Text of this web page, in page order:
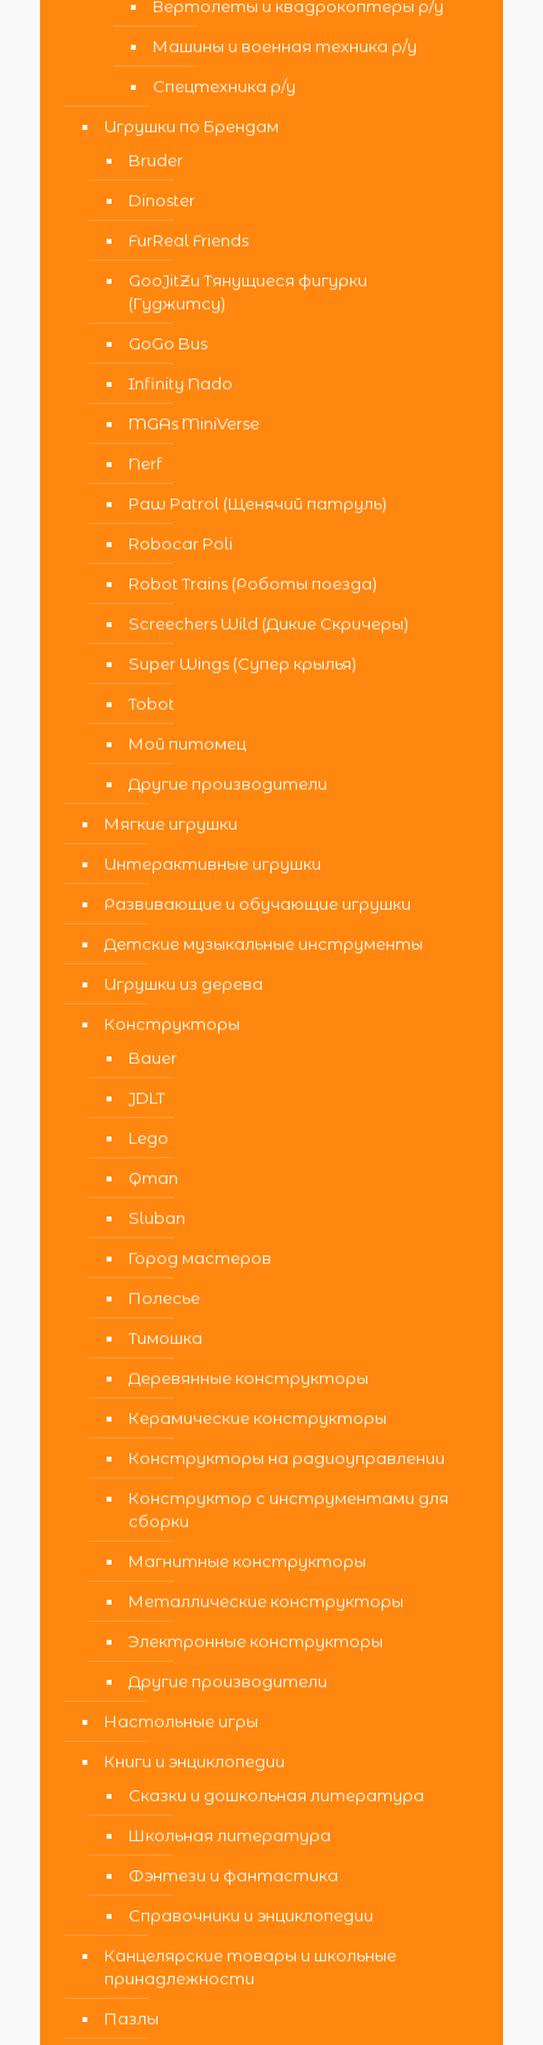
Вертолеты и квадрокоптеры р/у
Машины и военная техника р/у
Спецтехника р/у
Игрушки по Брендам
Bruder
Dinoster
FurReal Friends
GooJitZu Тянущиеся фигурки
(Гуджитсу)
GoGo Bus
Infinity Nado
MGAs MiniVerse
Nerf
Paw Patrol (Щенячий патруль)
Robocar Poli
Robot Trains (Роботы поезда)
Screechers Wild (Дикие Скричеры)
Super Wings (Супер крылья)
Tobot
Мой питомец
Другие производители
Мягкие игрушки
Интерактивные игрушки
Развивающие и обучающие игрушки
Детские музыкальные инструменты
Игрушки из дерева
Конструкторы
Bauer
JDLT
Lego
Qman
Sluban
Город мастеров
Полесье
Тимошка
Деревянные конструкторы
Керамические конструкторы
Конструкторы на радиоуправлении
Конструктор с инструментами для
сборки
Магнитные конструкторы
Металлические конструкторы
Электронные конструкторы
Другие производители
Настольные игры
Книги и энциклопедии
Сказки и дошкольная литература
Школьная литература
Фэнтези и фантастика
Справочники и энциклопедии
Канцелярские товары и школьные
принадлежности
Пазлы